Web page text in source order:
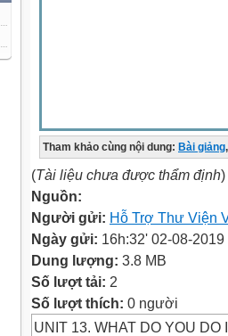
Tham khảo cùng nội dung: Bài giảng,
(Tài liệu chưa được thẩm định)
Nguồn:
Người gửi: Hỗ Trợ Thư Viện
Ngày gửi: 16h:32' 02-08-2019
Dung lượng: 3.8 MB
Số lượt tải: 2
Số lượt thích: 0 người
UNIT 13. WHAT DO YOU